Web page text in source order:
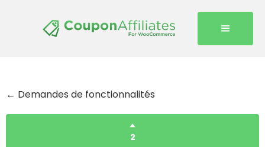
← Demandes de fonctionnalités
2